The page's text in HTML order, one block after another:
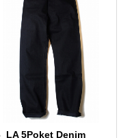
5Poket Denim